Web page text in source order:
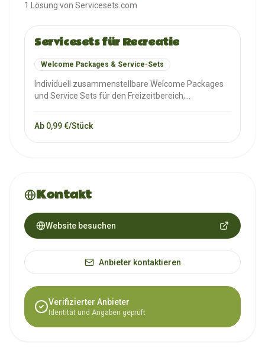
1 Lösung von Servicesets.com
Servicesets für Recreatie
Welcome Packages & Service-Sets
Individuell zusammenstellbare Welcome Packages
und Service Sets für den Freizeitbereich,
Ab 0,99 €/Stück
Kontakt
Website besuchen
Anbieter kontaktieren
Verifizierter Anbieter
Identität und Angaben geprüft